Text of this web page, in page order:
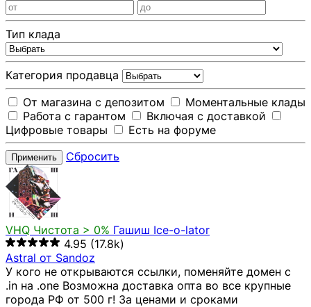
Тип клада
Категория продавца
От магазина с депозитом
Моментальные клады
Работа с гарантом
Включая с доставкой
Цифровые товары
Есть на форуме
Применить Сбросить
VHQ Чистота > 0% Гашиш Ice-o-lator
4.95 (17.8k)
Astral от Sandoz
У кого не открываются ссылки, поменяйте домен с
.in на .one Возможна доставка опта во все крупные
города РФ от 500 г! За ценами и сроками